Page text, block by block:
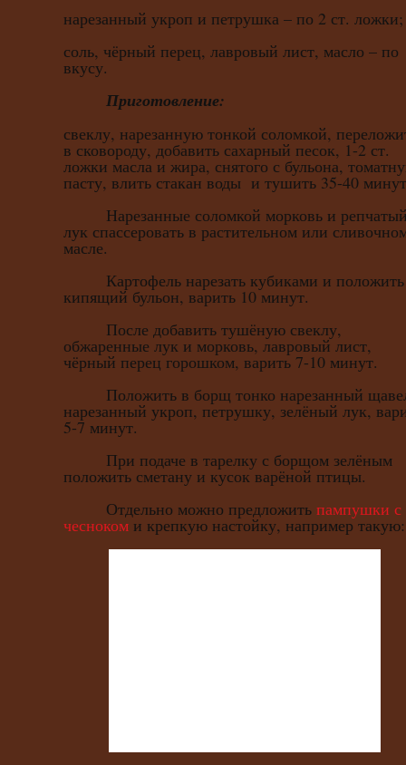
нарезанный укроп и петрушка – по 2 ст. ложки;
соль, чёрный перец, лавровый лист, масло – по
вкусу.
Приготовление:
свеклу, нарезанную тонкой соломкой,
в сковороду, добавить сахарный песок, 1-2 ст.
ложки масла и жира, снятого с бульона,
пасту, влить стакан воды и тушить 35-40
Нарезанные соломкой морковь и
лук спассеровать в растительном или
масле.
Картофель нарезать кубиками и
кипящий бульон, варить 10 минут.
После добавить тушёную свеклу,
обжаренные лук и морковь, лавровый лист,
чёрный перец горошком, варить 7-10 минут.
Положить в борщ тонко нарезанный
нарезанный укроп, петрушку, зелёный лук,
5-7 минут.
При подаче в тарелку с борщом зелёным
положить сметану и кусок варёной птицы.
Отдельно можно предложить пампушки с
чеснокоми крепкую настойку, например такую: